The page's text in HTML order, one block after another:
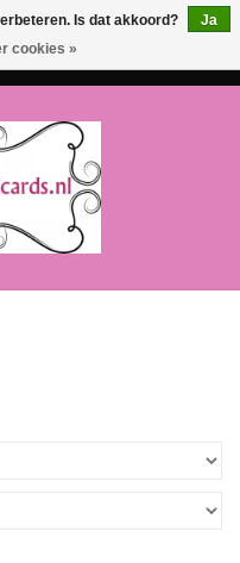
Is dat akkoord?
Ja
cookies »